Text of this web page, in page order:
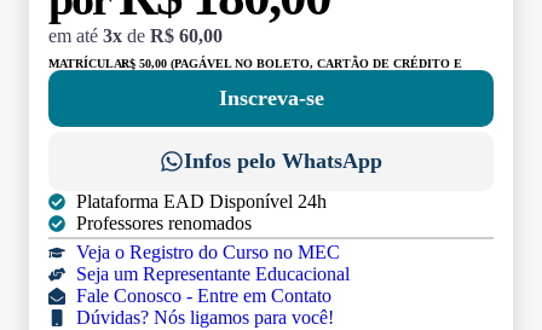
em até 3x de R$ 60,00
MATRÍCULA:R$ 50,00 (PAGÁVEL NO BOLETO, CARTÃO DE CRÉDITO E
Inscreva-se
Infos pelo WhatsApp
Plataforma EAD Disponível 24h
Professores renomados
Veja o Registro do Curso no MEC
Seja um Representante Educacional
Fale Conosco - Entre em Contato
Dúvidas? Nós ligamos para você!